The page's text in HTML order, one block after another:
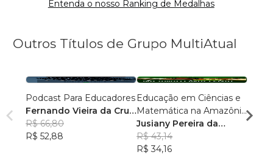
Entenda o nosso Ranking de Medalhas
Outros Títulos de Grupo MultiAtual
Podcast Para Educadores
Fernando Vieira da Cruz
(Fernandinho Cruz)
R$ 66,80
R$ 52,88
Educação em Ciências e
Matemática na Amazônia
Legal: Pesquisas e
Práticas Pedagógicas
Jusiany Pereira da
Cunha dos Santos
R$ 43,14
R$ 34,16
Érica